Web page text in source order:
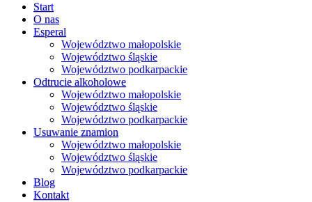
Start
O nas
Esperal
Województwo małopolskie
Województwo śląskie
Województwo podkarpackie
Odtrucie alkoholowe
Województwo małopolskie
Województwo śląskie
Województwo podkarpackie
Usuwanie znamion
Województwo małopolskie
Województwo śląskie
Województwo podkarpackie
Blog
Kontakt